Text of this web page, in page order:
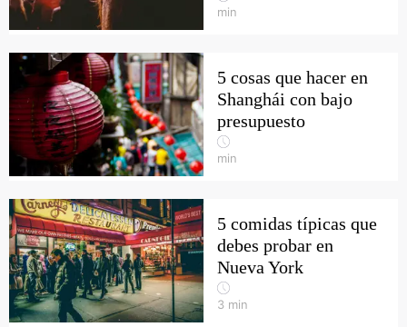
min
5 cosas que hacer en
Shanghái con bajo
presupuesto
min
5 comidas típicas que
debes probar en
Nueva York
3 min